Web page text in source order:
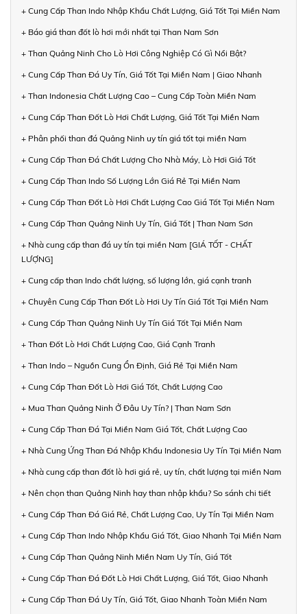
+ Cung Cấp Than Indo Nhập Khẩu Chất Lượng, Giá Tốt Tại Miền Nam
+ Báo giá than đốt lò hơi mới nhất tại Than Nam Sơn
+ Than Quảng Ninh Cho Lò Hơi Công Nghiệp Có Gì Nổi Bật?
+ Cung Cấp Than Đá Uy Tín, Giá Tốt Tại Miền Nam | Giao Nhanh
+ Than Indonesia Chất Lượng Cao – Cung Cấp Toàn Miền Nam
+ Cung Cấp Than Đốt Lò Hơi Chất Lượng, Giá Tốt Tại Miền Nam
+ Phân phối than đá Quảng Ninh uy tín giá tốt tại miền Nam
+ Cung Cấp Than Đá Chất Lượng Cho Nhà Máy, Lò Hơi Giá Tốt
+ Cung Cấp Than Indo Số Lượng Lớn Giá Rẻ Tại Miền Nam
+ Cung Cấp Than Đốt Lò Hơi Chất Lượng Cao Giá Tốt Tại Miền Nam
+ Cung Cấp Than Quảng Ninh Uy Tín, Giá Tốt | Than Nam Sơn
+ Nhà cung cấp than đá uy tín tại miền Nam [GIÁ TỐT - CHẤT
LƯỢNG]
+ Cung cấp than Indo chất lượng, số lượng lớn, giá cạnh tranh
+ Chuyên Cung Cấp Than Đốt Lò Hơi Uy Tín Giá Tốt Tại Miền Nam
+ Cung Cấp Than Quảng Ninh Uy Tín Giá Tốt Tại Miền Nam
+ Than Đốt Lò Hơi Chất Lượng Cao, Giá Cạnh Tranh
+ Than Indo – Nguồn Cung Ổn Định, Giá Rẻ Tại Miền Nam
+ Cung Cấp Than Đốt Lò Hơi Giá Tốt, Chất Lượng Cao
+ Mua Than Quảng Ninh Ở Đâu Uy Tín? | Than Nam Sơn
+ Cung Cấp Than Đá Tại Miền Nam Giá Tốt, Chất Lượng Cao
+ Nhà Cung Ứng Than Đá Nhập Khẩu Indonesia Uy Tín Tại Miền Nam
+ Nhà cung cấp than đốt lò hơi giá rẻ, uy tín, chất lượng tại miền Nam
+ Nên chọn than Quảng Ninh hay than nhập khẩu? So sánh chi tiết
+ Cung Cấp Than Đá Giá Rẻ, Chất Lượng Cao, Uy Tín Tại Miền Nam
+ Cung Cấp Than Indo Nhập Khẩu Giá Tốt, Giao Nhanh Tại Miền Nam
+ Cung Cấp Than Quảng Ninh Miền Nam Uy Tín, Giá Tốt
+ Cung Cấp Than Đá Đốt Lò Hơi Chất Lượng, Giá Tốt, Giao Nhanh
+ Cung Cấp Than Đá Uy Tín, Giá Tốt, Giao Nhanh Toàn Miền Nam